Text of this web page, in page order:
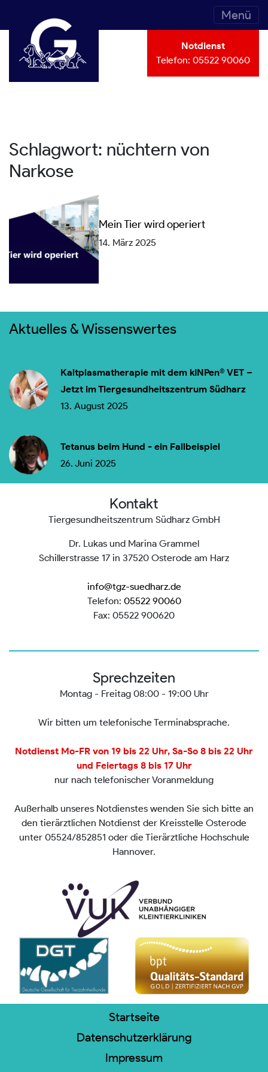
Menü
Notdienst
Telefon: 05522 90060
Schlagwort: nüchtern von
Narkose
Mein Tier wird operiert
14. März 2025
Aktuelles & Wissenswertes
Kaltplasmatherapie mit dem kINPen® VET –
Jetzt im Tiergesundheitszentrum Südharz
13. August 2025
Tetanus beim Hund - ein Fallbeispiel
26. Juni 2025
Kontakt
Tiergesundheitszentrum Südharz GmbH
Dr. Lukas und Marina Grammel
Schillerstrasse 17 in 37520 Osterode am Harz
info@tgz-suedharz.de
Telefon: 05522 90060
Fax: 05522 900620
Sprechzeiten
Montag - Freitag 08:00 - 19:00 Uhr
Wir bitten um telefonische Terminabsprache.
Notdienst Mo-FR von 19 bis 22 Uhr, Sa-So 8 bis 22 Uhr
und Feiertags 8 bis 17 Uhr
nur nach telefonischer Voranmeldung
Außerhalb unseres Notdienstes wenden Sie sich bitte an
den tierärztlichen Notdienst der Kreisstelle Osterode
unter 05524/852851 oder die Tierärztliche Hochschule
Hannover.
Startseite
Datenschutzerklärung
Impressum